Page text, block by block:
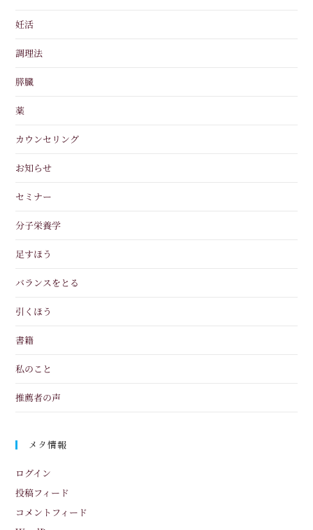
妊活
調理法
膵臓
薬
カウンセリング
お知らせ
セミナー
分子栄養学
足すほう
バランスをとる
引くほう
書籍
私のこと
推薦者の声
メタ情報
ログイン
投稿フィード
コメントフィード